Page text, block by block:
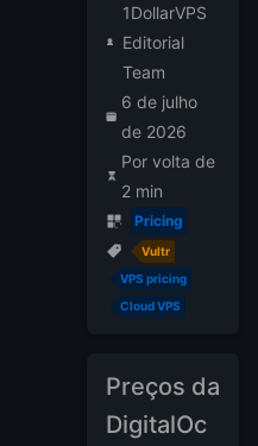
1DollarVPS
Editorial
Team
6 de julho
de 2026
Por volta de
2 min
Pricing
Vultr
VPS pricing
Cloud VPS
Preços da
DigitalOc